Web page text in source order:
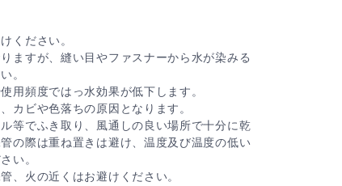
ください。
ますが、縫い目やファスナーから水が染みる
。
用頻度ではっ水効果が低下します。
カビや色落ちの原因となります。
等でふき取り、風通しの良い場所で十分に乾
の際は重ね置きは避け、温度及び温度の低い
い。
、火の近くはお避けください。